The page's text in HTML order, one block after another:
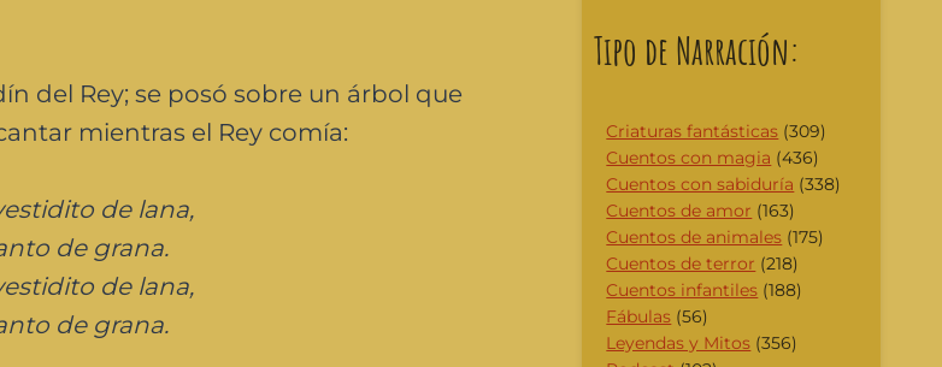
del Rey; se posó sobre un árbol que
mientras el Rey comía:
de lana,
de grana.
de lana,
de grana.
Tipo de Narración:
Criaturas fantásticas (309)
Cuentos con magia (436)
Cuentos con sabiduría (338)
Cuentos de amor (163)
Cuentos de animales (175)
Cuentos de terror (218)
Cuentos infantiles (188)
Fábulas (56)
Leyendas y Mitos (356)